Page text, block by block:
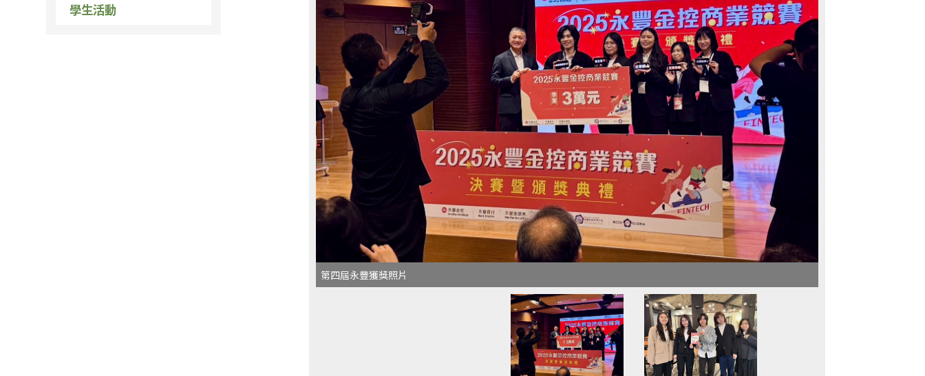
學生活動
第四屆永豐獲獎照片